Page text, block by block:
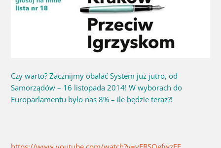
Czy warto? Zacznijmy obalać System już jutro, od
Samorządów – 16 listopada 2014! W wyborach do
Europarlamentu było nas 8% – ile będzie teraz?!